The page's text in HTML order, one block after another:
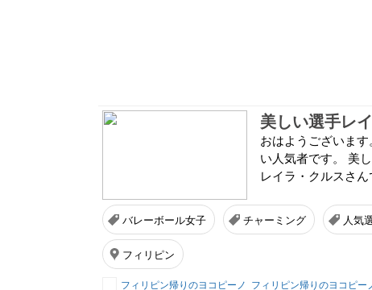
美しい選手レ
おはようございま
い人気者です。 美
レイラ・クルスさ
バレーボール女子 チャーミング 人気
フィリピン
フィリピン帰りのヨコピーノ フィリピン帰りのヨコピー